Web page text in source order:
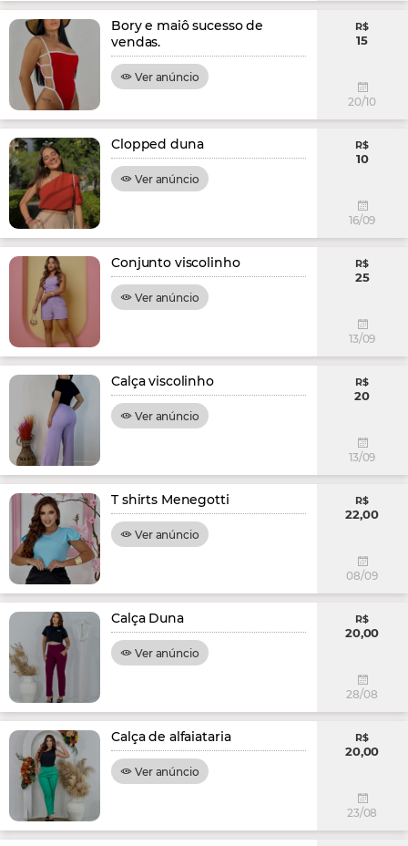
Bory e maiô sucesso de
vendas.
Ver anúncio
R$
15
20/10
Clopped duna
Ver anúncio
R$
10
16/09
Conjunto viscolinho
Ver anúncio
R$
25
13/09
Calça viscolinho
Ver anúncio
R$
20
13/09
T shirts Menegotti
Ver anúncio
R$
22,00
08/09
Calça Duna
Ver anúncio
R$
20,00
28/08
Calça de alfaiataria
Ver anúncio
R$
20,00
23/08